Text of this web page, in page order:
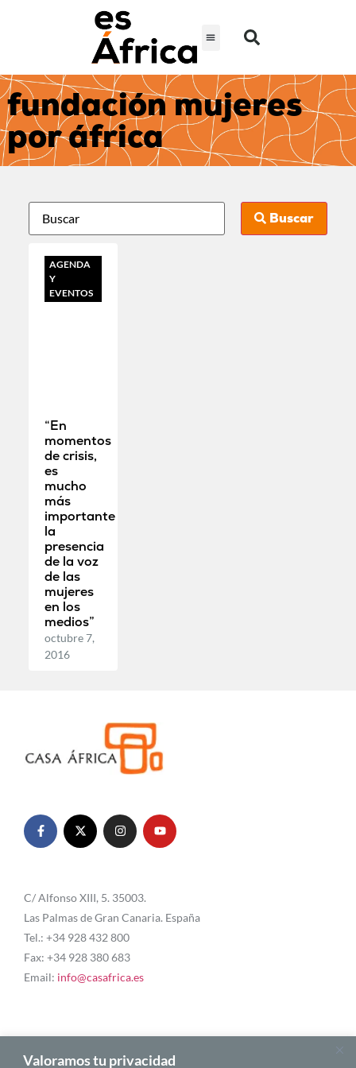
Valoramos tu privacidad
fundación mujeres
por áfrica
Buscar
AGENDA
Y
EVENTOS
“En
momentos
de crisis,
es
mucho
más
importante
la
presencia
de la voz
de las
mujeres
en los
medios”
octubre 7,
2016
C/ Alfonso XIII, 5. 35003.
Las Palmas de Gran Canaria. España
Tel.: +34 928 432 800
Fax: +34 928 380 683
Email: info@casafrica.es
Blog